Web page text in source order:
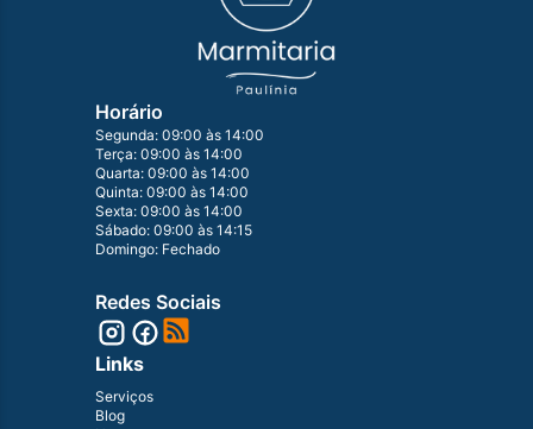
Horário
Segunda: 09:00 às 14:00
Terça: 09:00 às 14:00
Quarta: 09:00 às 14:00
Quinta: 09:00 às 14:00
Sexta: 09:00 às 14:00
Sábado: 09:00 às 14:15
Domingo: Fechado
Redes Sociais
Links
Serviços
Blog